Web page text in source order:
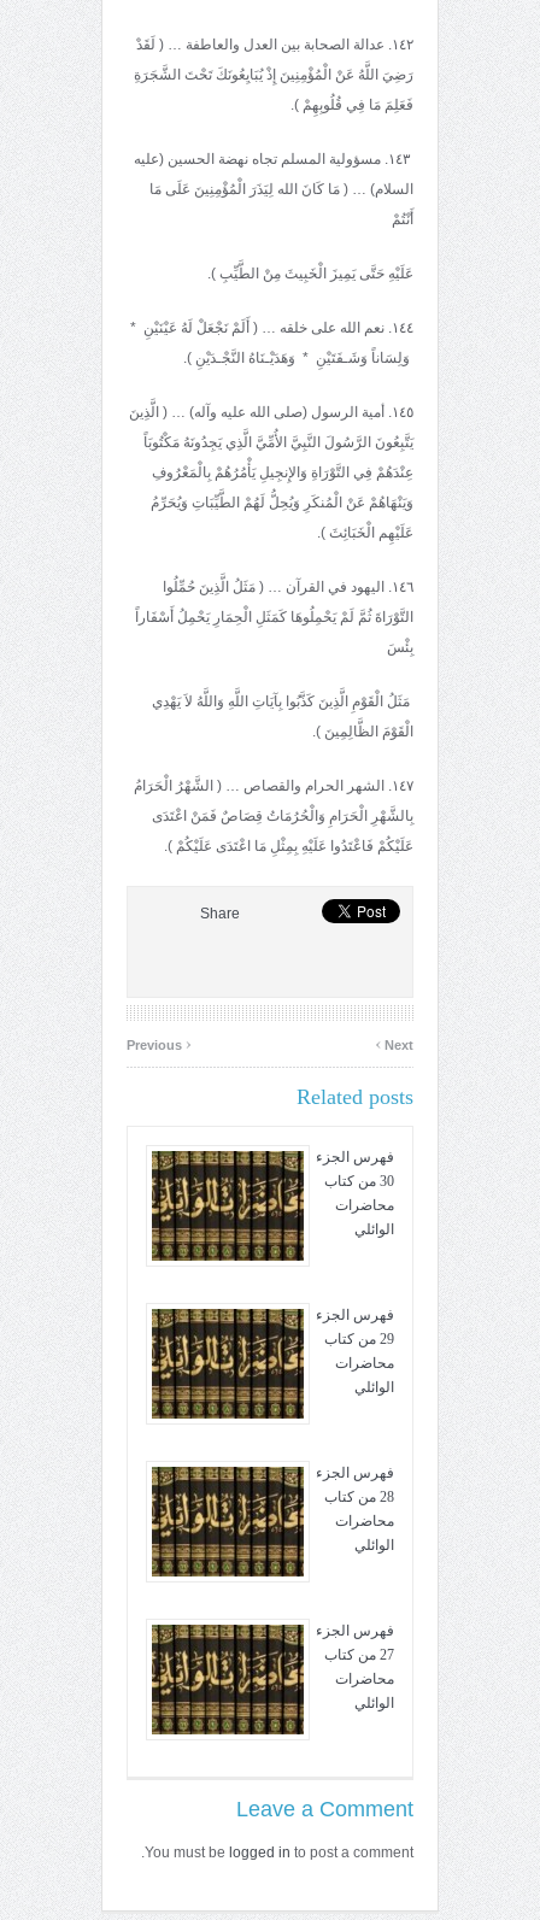
١٤٢. عدالة الصحابة بين العدل والعاطفة … ( لَقَدْ
رَضِيَ اللَّهُ عَنْ الْمُؤْمِنِينَ إِذْ يُبَايِعُونَكَ تَحْتَ الشَّجَرَةِ
فَعَلِمَ مَا فِي قُلُوبِهِمْ ).
١٤٣. مسؤولية المسلم تجاه نهضة الحسين (عليه
السلام) … ( مَا كَانَ الله لِيَذَرَ الْمُؤْمِنِينَ عَلَى مَا
أَنْتُمْ
عَلَيْهِ حَتَّى يَمِيزَ الْخَبِيثَ مِنْ الطَّيِّبِ ).
١٤٤. نعم الله على خلقه … ( أَلَمْ نَجْعَلْ لَهُ عَيْنَيْنِ *
وَلِسَاناً وَشَـفَتَيْنِ * وَهَدَيْـنَاهُ النَّجْـدَيْنِ ).
١٤٥. أمية الرسول (صلى الله عليه وآله) … ( الَّذِينَ
يَتَّبِعُونَ الرَّسُولَ النَّبِيَّ الأُمِّيَّ الَّذِي يَجِدُونَهُ مَكْتُوبَاً
عِنْدَهُمْ فِي التَّوْرَاةِ وَالإِنجِيلِ يَأْمُرُهُمْ بِالْمَعْرُوفِ
وَيَنْهَاهُمْ عَنْ الْمُنكَرِ وَيُحِلُّ لَهُمْ الطَّيِّبَاتِ وَيُحَرِّمُ
عَلَيْهِم الْخَبَائِثَ ).
١٤٦. اليهود في القرآن … ( مَثَلُ الَّذِينَ حُمِّلُوا
التَّوْرَاةَ ثُمَّ لَمْ يَحْمِلُوهَا كَمَثَلِ الْحِمَارِ يَحْمِلُ أَسْفَاراً
بِئْسَ
مَثَلُ الْقَوْمِ الَّذِينَ كَذَّبُوا بِآيَاتِ اللَّهِ وَاللَّهُ لاَ يَهْدِي
الْقَوْمَ الظَّالِمِينَ ).
١٤٧. الشهر الحرام والقصاص … ( الشَّهْرُ الْحَرَامُ
بِالشَّهْرِ الْحَرَامِ وَالْحُرُمَاتُ قِصَاصٌ فَمَنْ اعْتَدَى
عَلَيْكُمْ فَاعْتَدُوا عَلَيْهِ بِمِثْلِ مَا اعْتَدَى عَلَيْكُمْ ).
Share
‹ Next
›
Related posts
فهرس الجزء
30 من كتاب
محاضرات
الوائلي
فهرس الجزء
29 من كتاب
محاضرات
الوائلي
فهرس الجزء
28 من كتاب
محاضرات
الوائلي
فهرس الجزء
27 من كتاب
محاضرات
الوائلي
Leave a Comment
You must be logged in to post a comment.